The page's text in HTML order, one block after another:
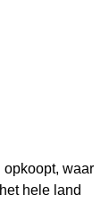
opkoopt, waar
hele land